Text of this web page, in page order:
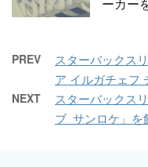
ーカー
PREV
スターバックス
ア イルガチェフ
NEXT
スターバックス
ブ サンロケ」を